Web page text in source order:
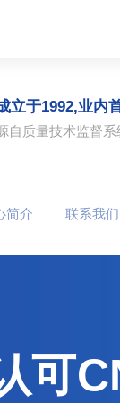
立于1992,业内
自质量技术监督系
简介 联系我们
可